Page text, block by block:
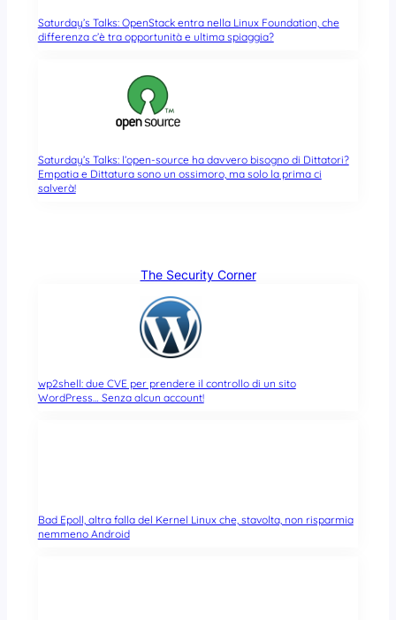
Saturday’s Talks: OpenStack entra nella Linux Foundation, che
differenza c’è tra opportunità e ultima spiaggia?
Saturday’s Talks: l’open-source ha davvero bisogno di Dittatori?
Empatia e Dittatura sono un ossimoro, ma solo la prima ci
salverà!
The Security Corner
wp2shell: due CVE per prendere il controllo di un sito
WordPress… Senza alcun account!
Bad Epoll, altra falla del Kernel Linux che, stavolta, non risparmia
nemmeno Android